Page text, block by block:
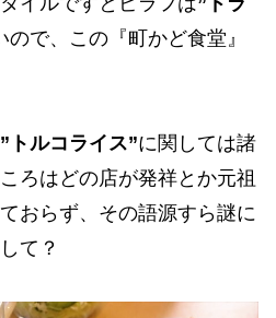
ので、この『町かど食堂』
”トルコライス”に関しては諸
ろはどの店が発祥とか元祖
おらず、その語源すら謎に
て？